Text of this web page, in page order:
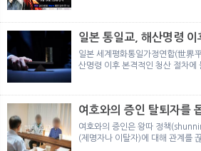
일본 통일교, 해산명령 이후 본격적인 청산
돌입
일본 세계평화통일가정연합(世界
산명령 이후 본격적인 청산 절차에
여호와의 증인 탈퇴자를
여호와의 증인은 왕따 정책
(제명자나 이탈자)에 대해 관계를